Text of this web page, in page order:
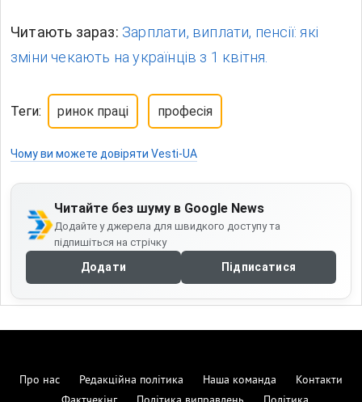
Читають зараз: Зарплати, виплати, пенсії: які
зміни чекають на українців з 1 квітня.
Теги: ринок праці професія
Чому ви можете довіряти Vesti-UA
Читайте без шуму в Google News
Додайте у джерела для швидкого доступу та
підпишіться на стрічку
Додати Підписатися
Про нас Редакційна політика Наша команда
Контакти